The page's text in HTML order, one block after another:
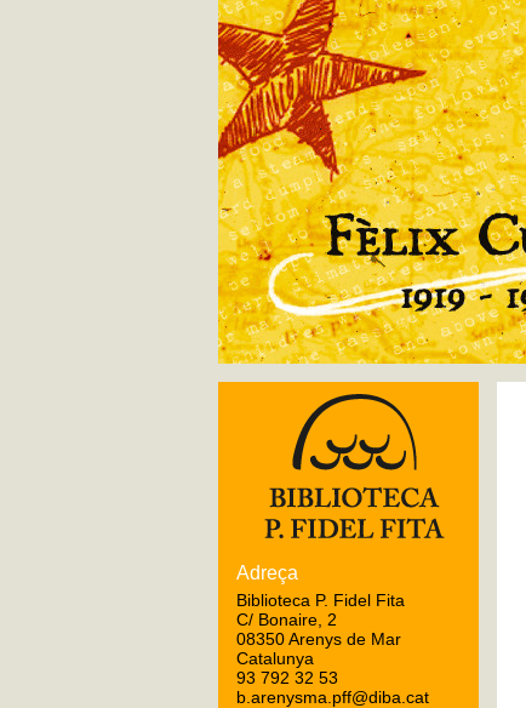
Adreça
Biblioteca P. Fidel Fita
C/ Bonaire, 2
08350 Arenys de Mar
Catalunya
93 792 32 53
b.arenysma.pff@diba.cat